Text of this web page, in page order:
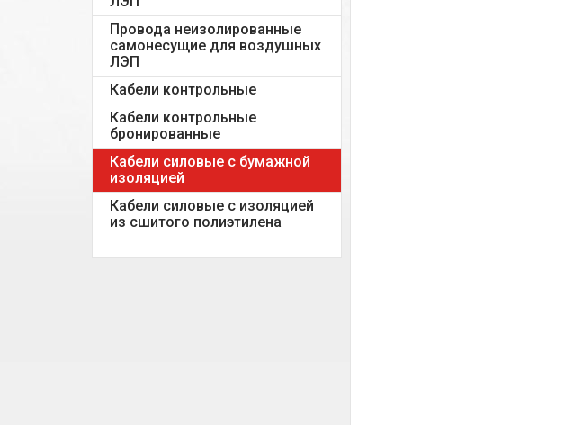
Провода неизолированные
самонесущие для воздушных
ЛЭП
Кабели контрольные
Кабели контрольные
бронированные
Кабели силовые с бумажной
изоляцией
Кабели силовые с изоляцией
из сшитого полиэтилена